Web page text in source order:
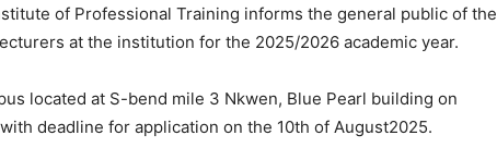
of Professional Training informs the general public of the
at the institution for the 2025/2026 academic year.
located at S-bend mile 3 Nkwen, Blue Pearl building on
deadline for application on the 10th of August2025.